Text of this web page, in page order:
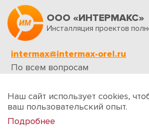
ООО «ИНТЕРМАКС»
Инсталляция проектов
intermax@intermax-orel.ru
По всем вопросам
Обратная связь
Наш сайт использует cookies,
ваш пользовательский опыт.
Подробнее